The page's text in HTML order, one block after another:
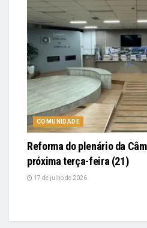
COMUNIDADE
Reforma do plenário da
próxima terça-feira (21)
17 de julho de 2026